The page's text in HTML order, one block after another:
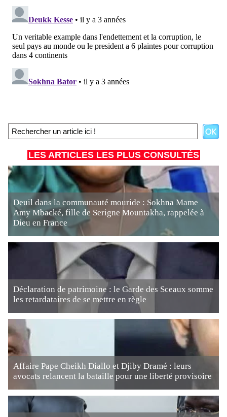
LES ARTICLES LES PLUS CONSULTÉS
Deuil dans la communauté mouride : Sokhna Mame
Amy Mbacké, fille de Serigne Mountakha, rappelée à
Dieu en France
Déclaration de patrimoine : le Garde des Sceaux somme
les retardataires de se mettre en règle
Affaire Pape Cheikh Diallo et Djiby Dramé : leurs
avocats relancent la bataille pour une liberté provisoire